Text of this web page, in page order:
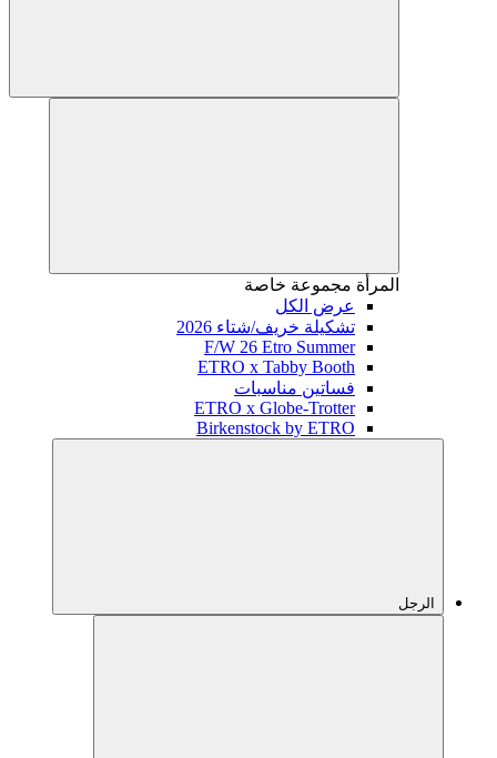
المرأة مجموعة خاصة
عرض الكل
تشكيلة خريف/شتاء 2026
F/W 26 Etro Summer
ETRO x Tabby Booth
فساتين مناسبات
ETRO x Globe-Trotter
Birkenstock by ETRO
الرجل